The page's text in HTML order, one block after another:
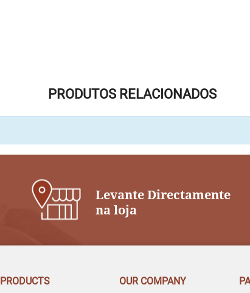
PRODUTOS RELACIONADOS
Levante Directamente
na loja
PRODUCTS OUR COMPANY